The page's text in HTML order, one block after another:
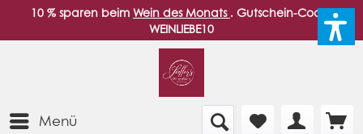
10 % sparen beim Wein des Monats . Gutschein-Code:
WEINLIEBE10
Menü